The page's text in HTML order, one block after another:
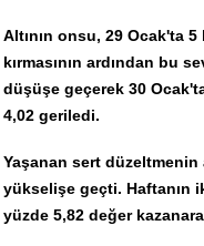
Altının onsu, 29 Ocak'ta
kırmasının ardından bu
düşüşe geçerek 30
4,02 geriledi.
Yaşanan sert düzeltmenin
yükselişe geçti. Haftanın
yüzde 5,82 değer